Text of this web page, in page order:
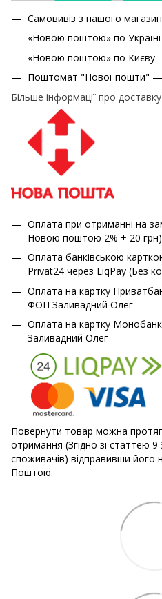
Самовивіз з нашого
«Новою поштою» по
«Новою поштою» по Києву
Поштомат "Нової пошти" —
Більше інформації про доставку
Оплата при отриманні на
Новою поштою 2% + 20 грн)
Оплата банківською
Privat24 через LiqPay (Без
Оплата на картку
ФОП Заливадний Олег
Оплата на картку
Заливадний Олег
Повернути товар можна
отримання (Згідно зі статтею
споживачів) відправивши
Поштою.